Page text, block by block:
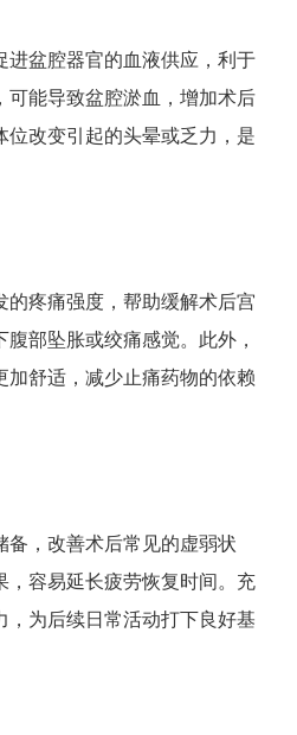
进盆腔器官的血液供应，利于
可能导致盆腔淤血，增加术后
改变引起的头晕或乏力，是
疼痛强度，帮助缓解术后宫
部坠胀或绞痛感觉。此外，
舒适，减少止痛药物的依赖
备，改善术后常见的虚弱状
，容易延长疲劳恢复时间。充
，为后续日常活动打下良好基